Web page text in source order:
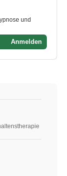
und
Anmelden